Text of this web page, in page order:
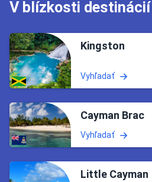
V blízkosti destinácií
Kingston
Vyhľadať
Cayman Brac
Vyhľadať
Little Cayman